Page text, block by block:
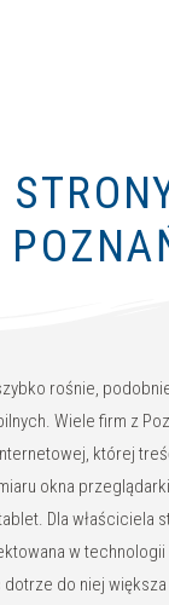
rośnie,
Wiele firm z
której
okna
Dla właściciela
w technologii
dotrze do niej